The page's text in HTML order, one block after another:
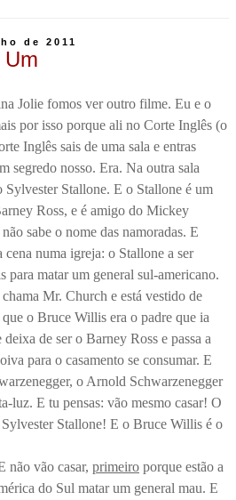
de 2011
Um
Jolie fomos ver outro filme. Eu e o
por isso porque ali no Corte Inglês (o
Inglês sais de uma sala e entras
segredo nosso. Era. Na outra sala
Sylvester Stallone. E o Stallone é um
Ross, e é amigo do Mickey
sabe o nome das namoradas. E
cena numa igreja: o Stallone a ser
matar um general sul-americano.
Mr. Church e está vestido de
o Bruce Willis era o padre que ia
de ser o Barney Ross e passa a
para o casamento se consumar. E
o Arnold Schwarzenegger
luz. E tu pensas: vão mesmo casar! O
Stallone! E o Bruce Willis é o
não vão casar, primeiro porque estão a
do Sul matar um general mau. E